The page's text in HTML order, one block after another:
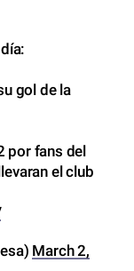
gol de la
por fans del
el club
March 2,